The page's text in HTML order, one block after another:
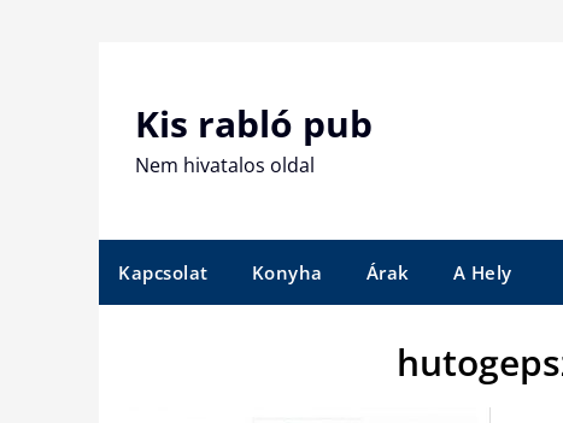
Kis rabló pub
Nem hivatalos oldal
Kapcsolat Konyha Árak A Hely